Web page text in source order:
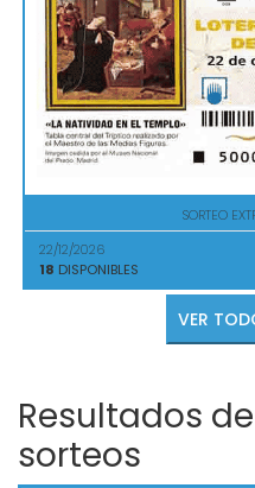
SORTEO
22/12/2026
18 DISPONIBLES
Resultados
sorteos